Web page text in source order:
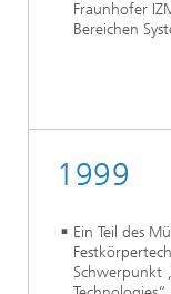
Fraunhofer
Bereichen
1999
Ein Teil des
Schwerpunkt